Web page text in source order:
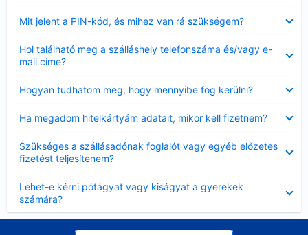
Mit jelent a PIN-kód, és mihez van rá szükségem?
Hol található meg a szálláshely telefonszáma és/vagy e-
mail címe?
Hogyan tudhatom meg, hogy mennyibe fog kerülni?
Ha megadom hitelkártyám adatait, mikor kell fizetnem?
Szükséges a szállásadónak foglalót vagy egyéb előzetes
fizetést teljesítenem?
Lehet-e kérni pótágyat vagy kiságyat a gyerekek
számára?